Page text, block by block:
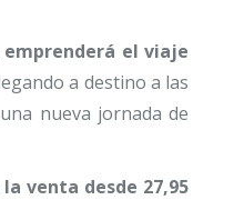
emprenderá el viaje
a destino a las
nueva jornada de
venta desde 27,95